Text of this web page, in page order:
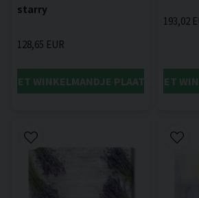
starry
128,65 EUR
HET WINKELMANDJE PLAATSEN
193,02
IN HET